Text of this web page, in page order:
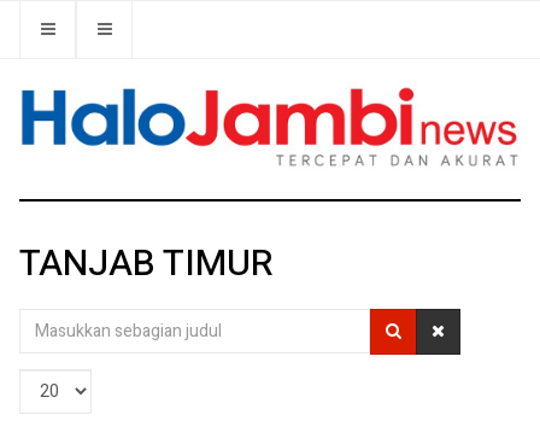
TANJAB TIMUR
Masukkan
judul
Tampilkan